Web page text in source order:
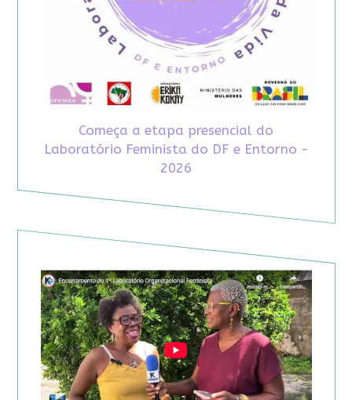
Começa a etapa presencial do
Laboratório Feminista do DF e Entorno -
2026